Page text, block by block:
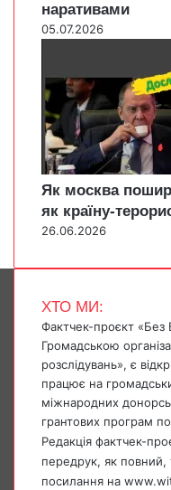
наративами
05.07.2026
Як москва
як країну-
26.06.2026
ХТО МИ:
Фактчек-проєкт «Без
Громадською
розслідувань», є
працює на
міжнародних
грантових програм
Редакція фактчек-
передрук, як повний,
посилання на